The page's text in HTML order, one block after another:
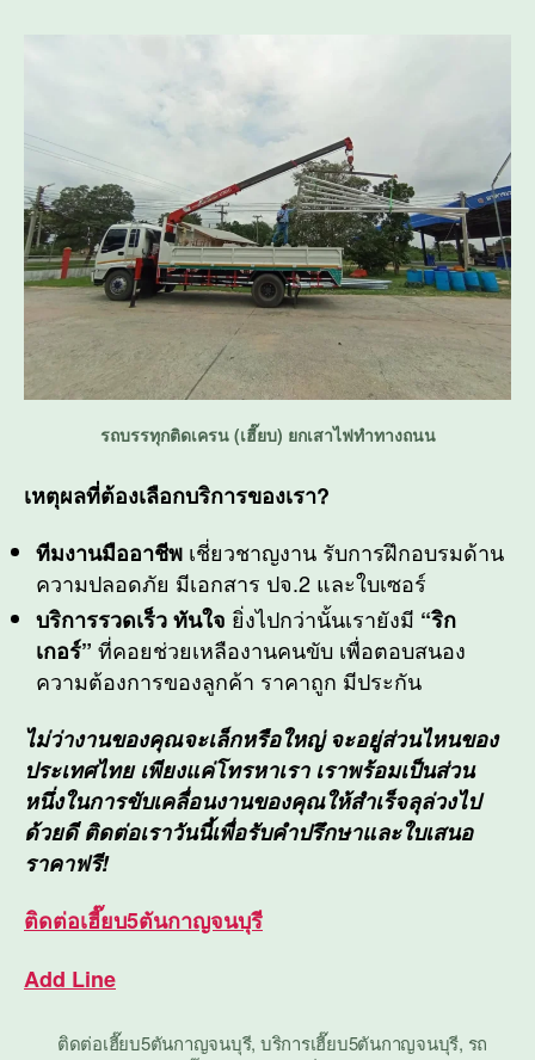
รถบรรทุกติดเครน (เฮี๊ยบ) ยกเสาไฟทำทางถนน
เหตุผลที่ต้องเลือกบริการของเรา?
ทีมงานมืออาชีพ เชี่ยวชาญงาน รับการฝึกอบรมด้าน
ความปลอดภัย มีเอกสาร ปจ.2 และใบเซอร์
บริการรวดเร็ว ทันใจ ยิ่งไปกว่านั้นเรายังมี “ริก
เกอร์” ที่คอยช่วยเหลืองานคนขับ เพื่อตอบสนอง
ความต้องการของลูกค้า ราคาถูก มีประกัน
ไม่ว่างานของคุณจะเล็กหรือใหญ่ จะอยู่ส่วนไหนของ
ประเทศไทย เพียงแค่โทรหาเรา เราพร้อมเป็นส่วน
หนึ่งในการขับเคลื่อนงานของคุณให้สำเร็จลุล่วงไป
ด้วยดี ติดต่อเราวันนี้เพื่อรับคำปรึกษาและใบเสนอ
ราคาฟรี!
ติดต่อเฮี๊ยบ5ตันกาญจนบุรี
Add Line
ติดต่อเฮี๊ยบ5ตันกาญจนบุรี, บริการเฮี๊ยบ5ตันกาญจนบุรี, รถ